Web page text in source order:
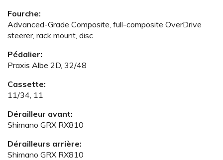
Fourche:
Advanced-Grade Composite, full-composite OverDrive
steerer, rack mount, disc
Pédalier:
Praxis Albe 2D, 32/48
Cassette:
11/34, 11
Dérailleur avant:
Shimano GRX RX810
Dérailleurs arrière:
Shimano GRX RX810